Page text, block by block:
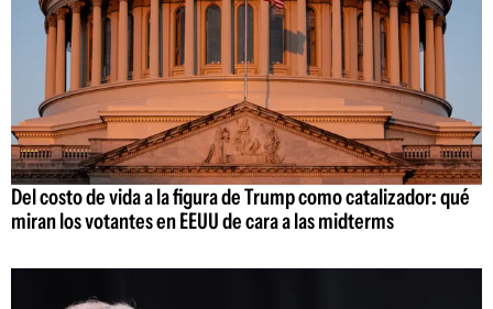
Del costo de vida a la figura de Trump como catalizador: qué
miran los votantes en EEUU de cara a las midterms